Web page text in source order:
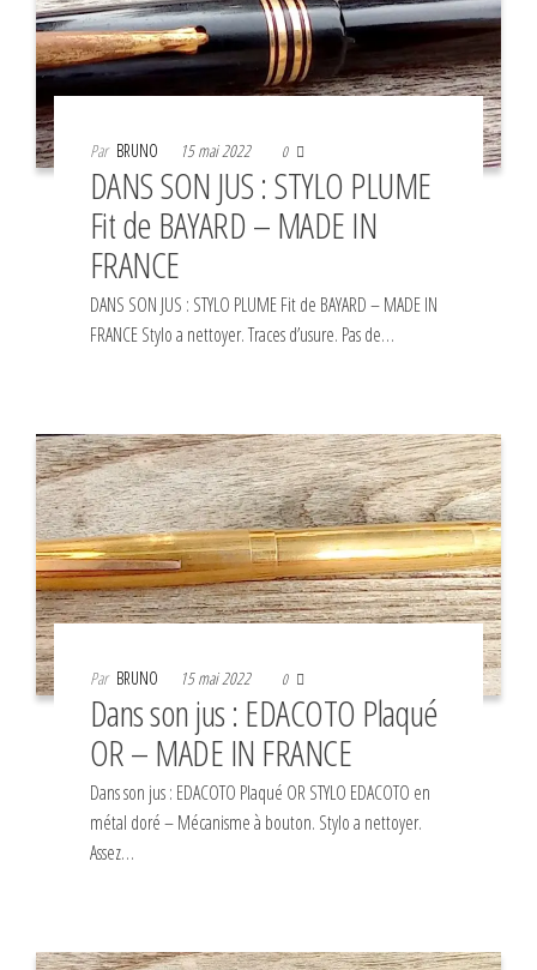
Par BRUNO 15 mai 2022 0
DANS SON JUS : STYLO PLUME
Fit de BAYARD – MADE IN
FRANCE
DANS SON JUS : STYLO PLUME Fit de BAYARD – MADE IN
FRANCE Stylo a nettoyer. Traces d’usure. Pas de…
Par BRUNO 15 mai 2022 0
Dans son jus : EDACOTO Plaqué
OR – MADE IN FRANCE
Dans son jus : EDACOTO Plaqué OR STYLO EDACOTO en
métal doré – Mécanisme à bouton. Stylo a nettoyer.
Assez…